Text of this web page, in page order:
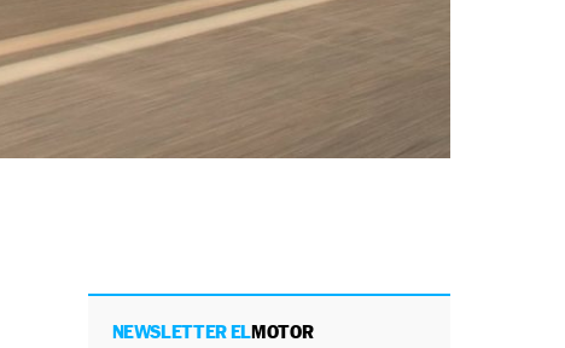
NEWSLETTER ELMOTOR